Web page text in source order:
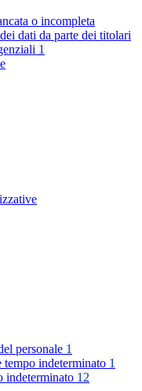
o incompleta
dati da parte dei titolari
1
personale 1
tempo indeterminato 1
indeterminato 12